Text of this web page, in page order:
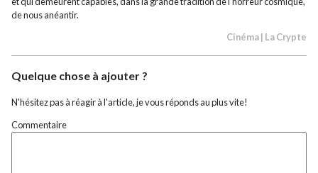
de nous anéantir.
Cinéma| La Crypte
Quelque chose à ajouter ?
N'hésitez pas à réagir à l'article, je vous réponds au plus vite!
Commentaire